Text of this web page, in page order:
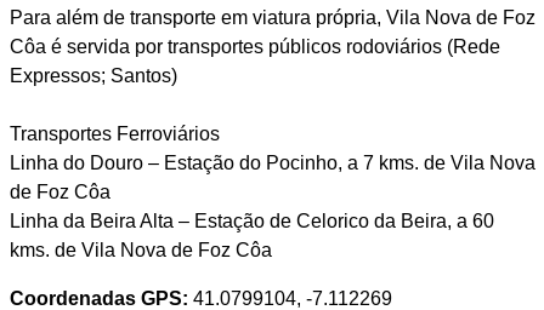
Para além de transporte em viatura própria, Vila Nova de Foz
Côa é servida por transportes públicos rodoviários (Rede
Expressos; Santos)
Transportes Ferroviários
Linha do Douro – Estação do Pocinho, a 7 kms. de Vila Nova
de Foz Côa
Linha da Beira Alta – Estação de Celorico da Beira, a 60
kms. de Vila Nova de Foz Côa
Coordenadas GPS: 41.0799104, -7.112269